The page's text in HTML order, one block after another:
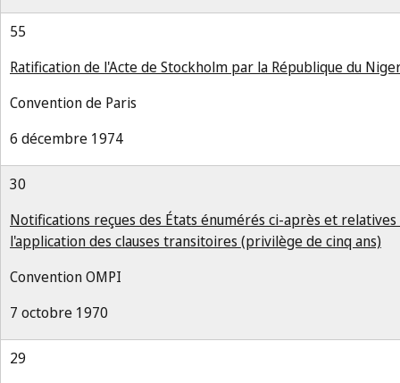
55
Ratification de l'Acte de Stockholm par la République du
Convention de Paris
6 décembre 1974
30
Notifications reçues des États énumérés ci-après et relatives
l'application des clauses transitoires (privilège de cinq ans)
Convention OMPI
7 octobre 1970
29